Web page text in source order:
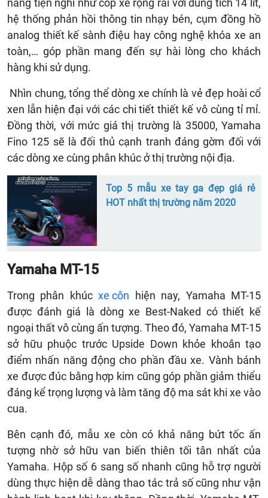
năng tiện nghi như cốp xe rộng rãi với dung tích 14 lít,
hệ thống phản hồi thông tin nhạy bén, cụm đồng hồ
analog thiết kế sành điệu hay công nghệ khóa xe an
toàn,… góp phần mang đến sự hài lòng cho khách
hàng khi sử dụng.
Nhìn chung, tổng thể dòng xe chính là vẻ đẹp hoài cổ
xen lẫn hiện đại với các chi tiết thiết kế vô cùng tỉ mỉ.
Đồng thời, với mức giá thị trường là 35000, Yamaha
Fino 125 sẽ là đối thủ cạnh tranh đáng gờm đối với
các dòng xe cùng phân khúc ở thị trường nội địa.
Top 5 mẫu xe tay ga đẹp giá rẻ
HOT nhất thị trường năm 2020
Yamaha MT-15
Trong phân khúcxe côn hiện nay, Yamaha MT-15
được đánh giá là dòng xe Best-Naked có thiết kế
ngoại thất vô cùng ấn tượng. Theo đó, Yamaha MT-15
sở hữu phuộc trước Upside Down khỏe khoắn tạo
điểm nhấn năng động cho phần đầu xe. Vành bánh
xe được đúc bằng hợp kim cũng góp phần giảm thiểu
đáng kể trọng lượng và làm tăng độ ma sát khi xe vào
cua.
Bên cạnh đó, mẫu xe còn có khả năng bứt tốc ấn
tượng nhờ sở hữu van biến thiên tối tân nhất của
Yamaha. Hộp số 6 sang số nhanh cũng hỗ trợ người
dùng thực hiện dễ dàng thao tác trả số cũng như vận